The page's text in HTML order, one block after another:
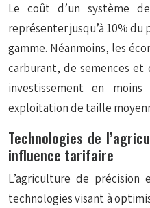
Le coût d’un système
représenter jusqu’à 10%
gamme. Néanmoins, les
carburant, de semences et
investissement en
exploitation de taille
Technologies de
influence tarifaire
L’agriculture de
technologies visant à